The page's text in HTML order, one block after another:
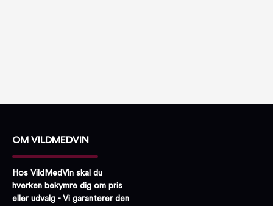
OM VILDMEDVIN
Hos VildMedVin skal du
hverken bekymre dig om pris
eller udvalg - Vi garanterer den